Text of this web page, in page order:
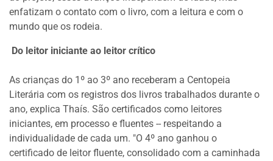
enfatizam o contato com o livro, com a leitura e com o
mundo que os rodeia.
Do leitor iniciante ao leitor crítico
As crianças do 1º ao 3º ano receberam a Centopeia
Literária com os registros dos livros trabalhados durante o
ano, explica Thaís. São certificados como leitores
iniciantes, em processo e fluentes -- respeitando a
individualidade de cada um. "O 4º ano ganhou o
certificado de leitor fluente, consolidado com a caminhada